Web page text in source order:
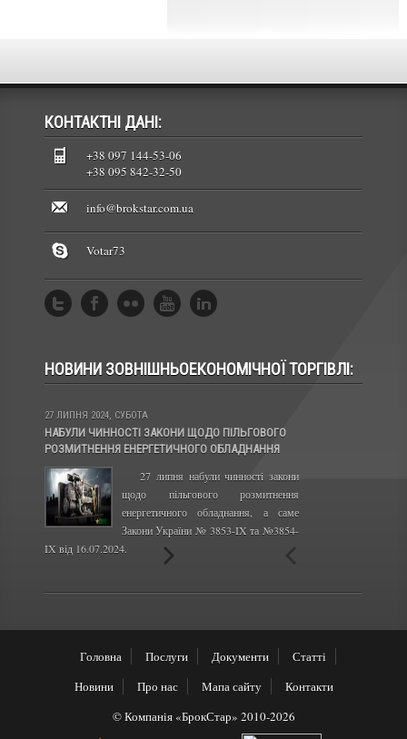
КОНТАКТНІ ДАНІ:
+38 097 144-53-06
+38 095 842-32-50
info@brokstar.com.ua
Votar73
НОВИНИ ЗОВНІШНЬОЕКОНОМІЧНОЇ ТОРГІВЛІ:
27 ЛИПНЯ 2024, СУБОТА
НАБУЛИ ЧИННОСТІ ЗАКОНИ ЩОДО ПІЛЬГОВОГО
РОЗМИТНЕННЯ ЕНЕРГЕТИЧНОГО ОБЛАДНАННЯ
27 липня набули чинності закони
щодо пільгового розмитнення
енергетичного обладнання, а саме
Закони України № 3853-IX та №3854-
IX від 16.07.2024.
Головна Послуги Документи
Статті
Новини
Про нас Мапа сайту
Контакти
© Компанія «БрокСтар» 2010-2026